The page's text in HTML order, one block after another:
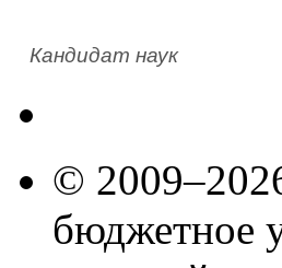
Кандидат наук
©
бюджетное